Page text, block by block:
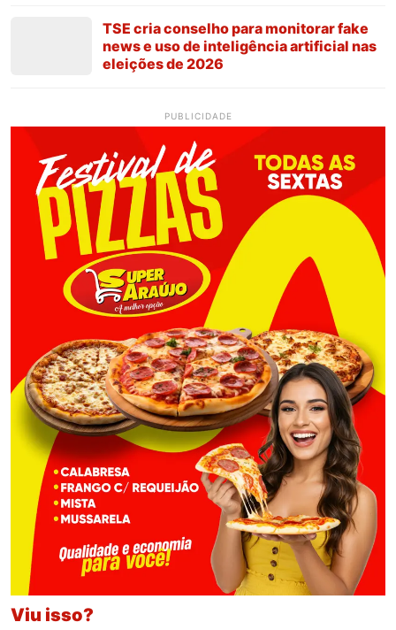
TSE cria conselho para monitorar fake
news e uso de inteligência artificial nas
eleições de 2026
PUBLICIDADE
Viu isso?